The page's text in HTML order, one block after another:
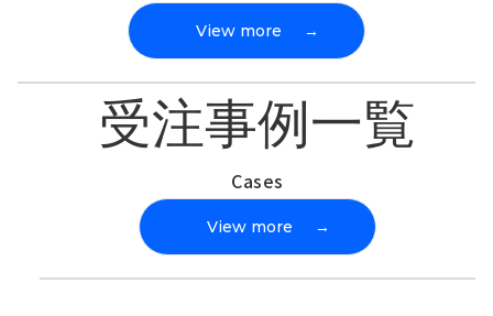
View more →
受注事例一覧
Cases
View more →